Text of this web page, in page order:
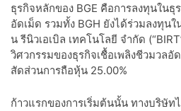
ธุรกิจหลักของ BGE คือการลงทุนในธุ
อัดเม็ด รวมทั้ง BGH ยังได้ร่วมลงทุน
น รีนิวเอเบิล เทคโนโลยี จำกัด
วิศวกรรมของธุรกิจเชื้อเพลิงชีวมวล
สัดส่วนการถือหุ้น 25.00%
ก้าวแรกของการเริ่มต้นนั้น ทางบริษั